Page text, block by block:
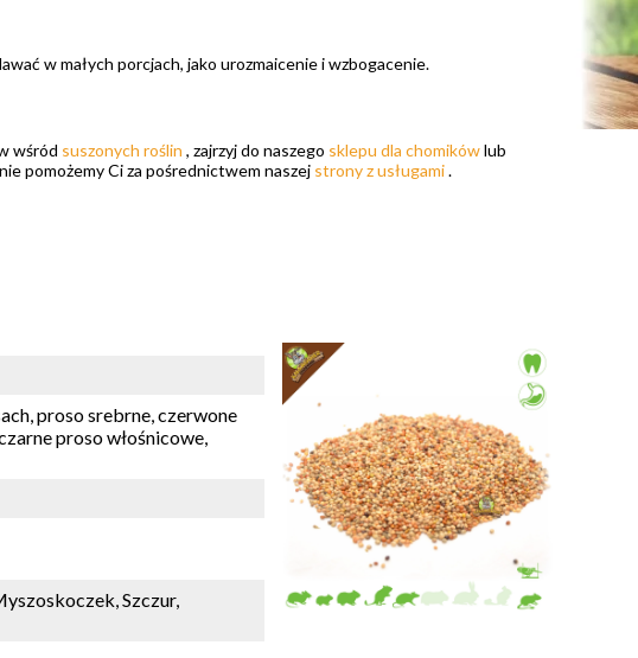
w małych porcjach, jako urozmaicenie i wzbogacenie.
wśród suszonych roślin , zajrzyj do naszego sklepu dla chomikówlub
pomożemy Ci za pośrednictwem naszej strony z usługami.
proso srebrne, czerwone
proso włośnicowe,
Szczur,